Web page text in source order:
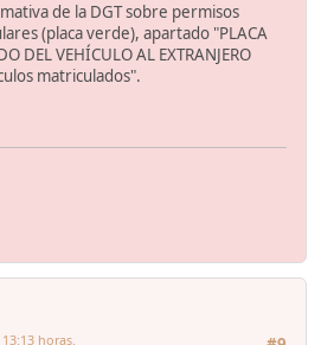
de la DGT sobre permisos
(placa verde), apartado "PLACA
DEL VEHÍCULO AL EXTRANJERO
matriculados".
horas.